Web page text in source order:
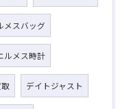
メスバッグ
ルメス時計
デイトジャスト